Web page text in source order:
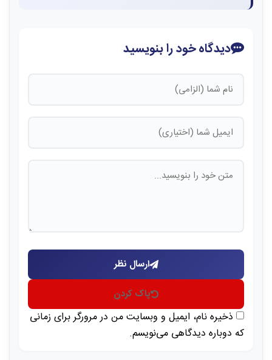
دیدگاه خود را بنویسید
ارسال نظر
پاک کردن
ذخیره نام، ایمیل و وبسایت من در مرورگر برای زمانی
که دوباره دیدگاهی می‌نویسم.